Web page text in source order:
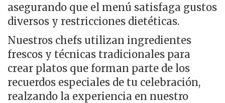
asegurando que el menú satisfaga gustos
diversos y restricciones dietéticas.
Nuestros chefs utilizan ingredientes
frescos y técnicas tradicionales para
crear platos que forman parte de los
recuerdos especiales de tu celebración,
realzando la experiencia en nuestro